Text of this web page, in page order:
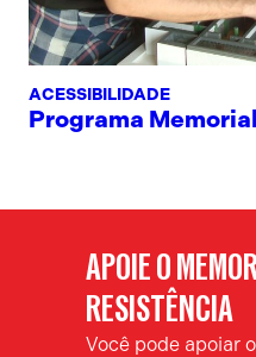
ACESSIBILIDADE
Programa
APOIE O
RESISTÊNCIA
Você pode apoiar